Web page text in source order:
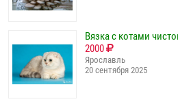
Вязка с котами
2000
Ярославль
20 сентября 2025